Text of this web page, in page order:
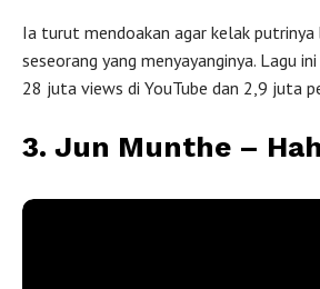
Ia turut mendoakan agar kelak putrinya
seseorang yang menyayanginya. Lagu
28 juta views di YouTube dan 2,9 juta
3. Jun Munthe –